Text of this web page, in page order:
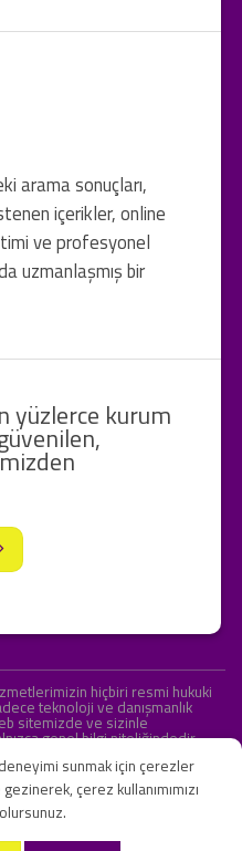
arama sonuçları,
içerikler, online
ve profesyonel
uzmanlaşmış bir
yüzlerce kurum
hiçbiri resmi hukuki
teknoloji ve danışmanlık
sitemizde ve sizinle
genel bilgi niteliğindedir.
S.S.S. İletişim
sunmak için çerezler
çerez kullanımımızı